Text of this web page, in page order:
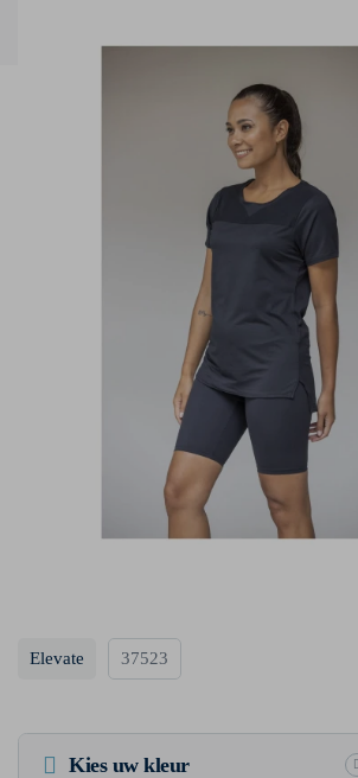
Elevate 37523
Kies uw kleur